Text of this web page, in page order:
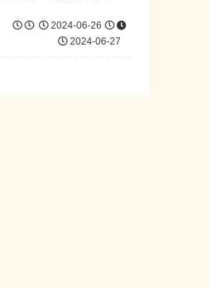
2024-06-26
2024-06-27